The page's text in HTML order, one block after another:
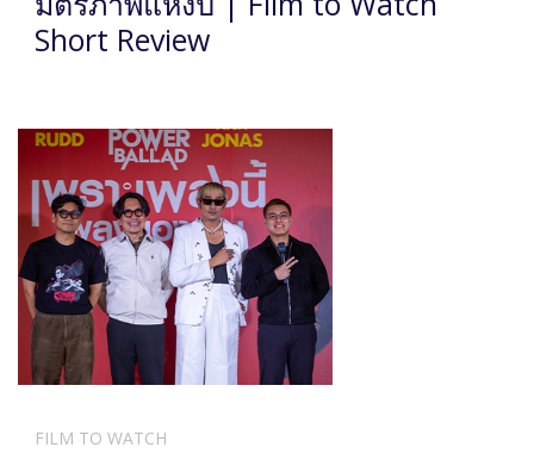
Short Review
FILM TO WATCH